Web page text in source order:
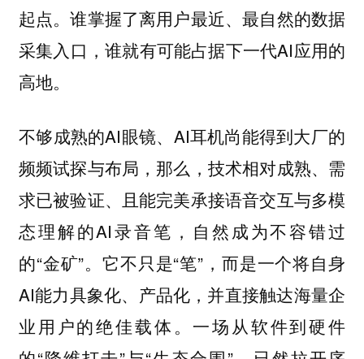
起点。谁掌握了离用户最近、最自然的数据
采集入口，谁就有可能占据下一代AI应用的
高地。
不够成熟的AI眼镜、AI耳机尚能得到大厂的
频频试探与布局，那么，技术相对成熟、需
求已被验证、且能完美承接语音交互与多模
态理解的AI录音笔，自然成为不容错过
的“金矿”。它不只是“笔”，而是一个将自身
AI能力具象化、产品化，并直接触达海量企
业用户的绝佳载体。一场从软件到硬件